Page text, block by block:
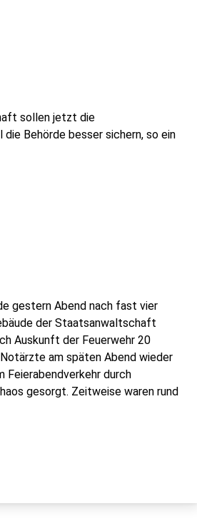
sollen jetzt die
Behörde besser sichern, so ein
gestern Abend nach fast vier
der Staatsanwaltschaft
Auskunft der Feuerwehr 20
am späten Abend wieder
Feierabendverkehr durch
gesorgt. Zeitweise waren rund